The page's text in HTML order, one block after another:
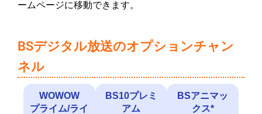
ームページに移動できます。
BSデジタル放送のオプションチャン
ネル
WOWOW
プライム/ライ
BS10プレミ
アム
BSアニマッ
クス*